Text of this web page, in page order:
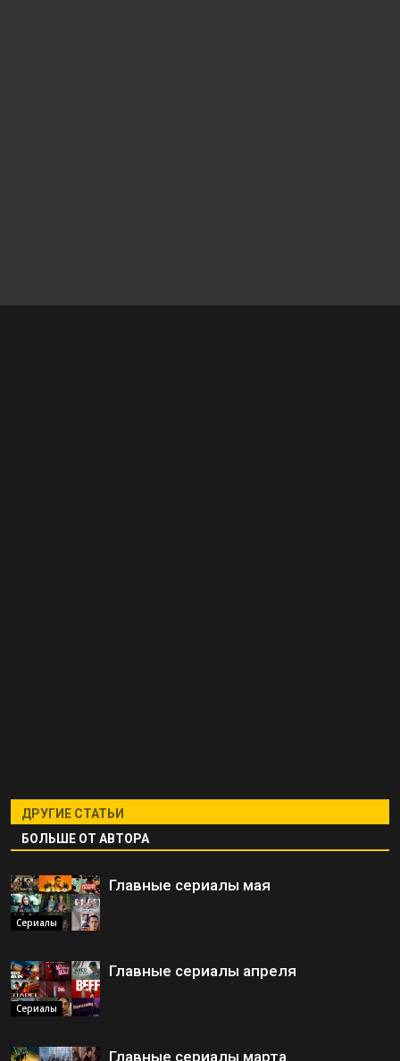
ДРУГИЕ СТАТЬИ
БОЛЬШЕ ОТ АВТОРА
Сериалы
Главные сериалы мая
Сериалы
Главные сериалы апреля
Главные сериалы марта